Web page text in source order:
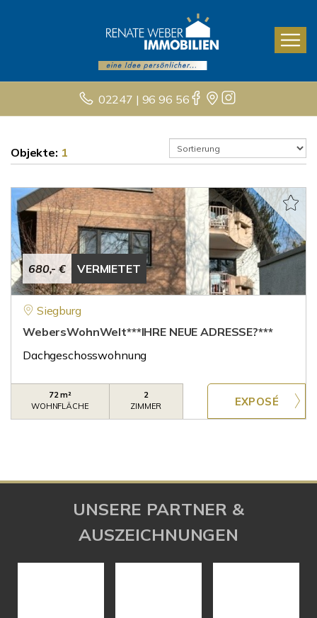
02247 | 96 96 56
Objekte: 1
680,- € VERMIETET
Siegburg
WebersWohnWelt***IHRE NEUE ADRESSE?***
Dachgeschosswohnung
72 m²
WOHNFLÄCHE
2
ZIMMER
UNSERE PARTNER &
AUSZEICHNUNGEN